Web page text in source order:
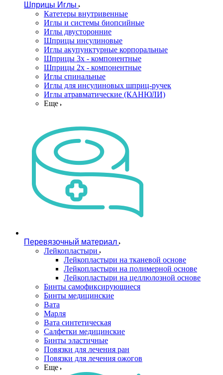
Шприцы Иглы
Катетеры внутривенные
Иглы и системы биопсийные
Иглы двусторонние
Шприцы инсулиновые
Иглы акупунктурные корпоральные
Шприцы 3х - компонентные
Шприцы 2х - компонентные
Иглы спинальные
Иглы для инсулиновых шприц-ручек
Иглы атравматические (КАНЮЛИ)
Еще
Перевязочный материал
Лейкопластыри
Лейкопластыри на тканевой основе
Лейкопластыри на полимерной основе
Лейкопластыри на целлюлозной основе
Бинты самофиксирующиеся
Бинты медицинские
Вата
Марля
Вата синтетическая
Салфетки медицинские
Бинты эластичные
Повязки для лечения ран
Повязки для лечения ожогов
Еще